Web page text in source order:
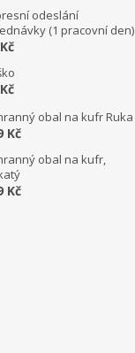
odeslání
(1 pracovní den)
obal na kufr Ruka
Kč
obal na kufr,
Kč